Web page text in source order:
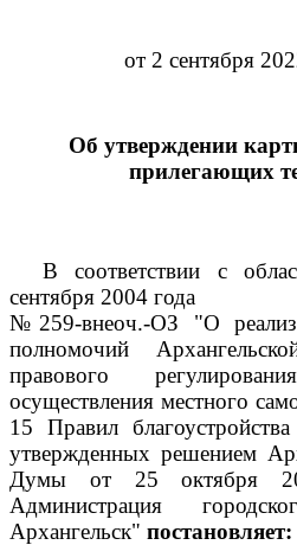
от 2 сентября
Об утверждении
прилегающих
В соответствии с
сентября 2004 года
№259-внеоч.-ОЗ "О
полномочий
правового
осуществления местного
15 Правил
утвержденных решением
Думы от 25 октября
Администрация
Архангельск" постановляет: